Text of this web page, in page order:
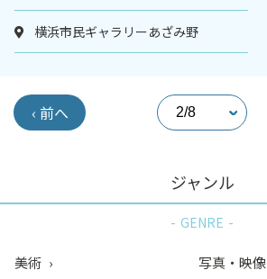
横浜市民ギャラリーあざみ野
‹ 前へ
ジャンル
GENRE
美術
写真・映像